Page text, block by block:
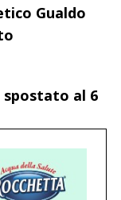
Gualdo
spostato al 6